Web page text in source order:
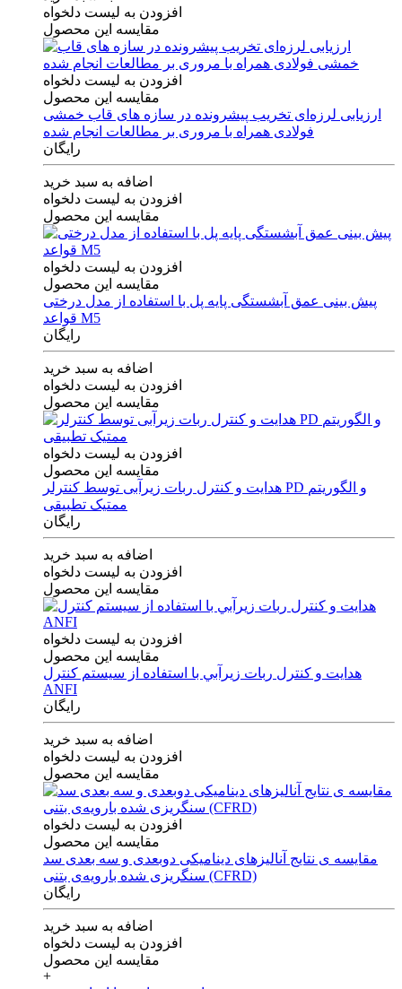
افزودن به لیست دلخواه
مقایسه این محصول
افزودن به لیست دلخواه
مقایسه این محصول
ارزیابی لرزه‌ای تخریب پیشرونده در سازه های قاب خمشی
فولادی همراه با مروری بر مطالعات انجام شده
رایگان
اضافه به سبد خرید
افزودن به لیست دلخواه
مقایسه این محصول
افزودن به لیست دلخواه
مقایسه این محصول
پیش بینی عمق آبشستگی پایه پل با استفاده از مدل درختی
قواعد M5
رایگان
اضافه به سبد خرید
افزودن به لیست دلخواه
مقایسه این محصول
افزودن به لیست دلخواه
مقایسه این محصول
هدایت و کنترل ربات زیرآبی توسط کنترلر PD و الگوریتم
ممتیک تطبیقی
رایگان
اضافه به سبد خرید
افزودن به لیست دلخواه
مقایسه این محصول
افزودن به لیست دلخواه
مقایسه این محصول
هدايت و كنترل ربات زيرآبي با استفاده از سيستم كنترل
ANFI
رایگان
اضافه به سبد خرید
افزودن به لیست دلخواه
مقایسه این محصول
افزودن به لیست دلخواه
مقایسه این محصول
مقایسه ی‌ نتایج آنالیزهای‌ دینامیکی‌ دوبعدی‌ و‌ سه بعدی‌ سد
سنگریزی‌ شده با‌رویه‌ی‌ بتنی‌ (CFRD)
رایگان
اضافه به سبد خرید
افزودن به لیست دلخواه
مقایسه این محصول
+